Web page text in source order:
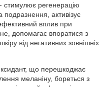
- стимулює регенерацію
активізує
вплив при
допомагає впоратися з
від негативних зовнішніх
що перешкоджає
меланіну, бореться з